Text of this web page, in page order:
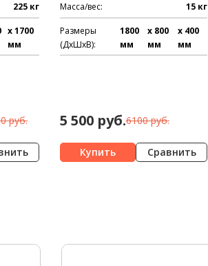
225 кг
x 1700
мм
руб.
Масса/вес: 15 кг
Размеры
(ДхШхВ):
1800
мм
x 800
мм
x 400
мм
5 500 руб.6100 руб.
Сравнить